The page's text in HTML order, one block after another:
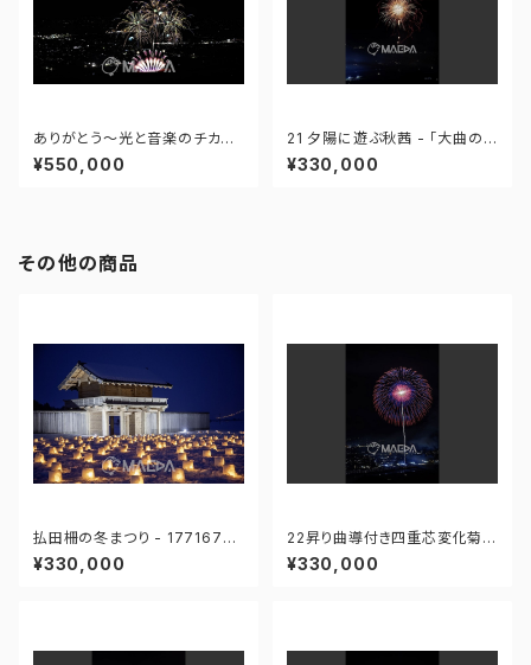
ありがとう～光と音楽のチカラ
～ - 大曲の花火―春の章―「新
作花火コレクション2024 世界
¥550,000
21 夕陽に遊ぶ秋茜 - 「大曲の
花火」第96回全国花火競技大会
- 172558419949425
¥330,000
その他の商品
払田柵の冬まつり - 17716762
7858540
¥330,000
22昇り曲導付き四重芯変化菊-
大曲の花火 第97回全国花火競
技大会 - 176671211943597
¥330,000